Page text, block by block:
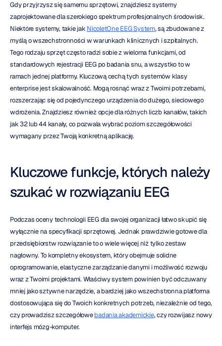
Gdy przyjrzysz się samemu sprzętowi, znajdziesz systemy
zaprojektowane dla szerokiego spektrum profesjonalnych środowisk.
Niektóre systemy, takie jak NicoletOne EEG System, są zbudowane z
myślą o wszechstronności w warunkach klinicznych i szpitalnych.
Tego rodzaju sprzęt często radzi sobie z wieloma funkcjami, od
standardowych rejestracji EEG po badania snu, a wszystko to w
ramach jednej platformy. Kluczową cechą tych systemów klasy
enterprise jest skalowalność. Mogą rosnąć wraz z Twoimi potrzebami,
rozszerzając się od pojedynczego urządzenia do dużego, sieciowego
wdrożenia. Znajdziesz również opcje dla różnych liczb kanałów, takich
jak 32 lub 44 kanały, co pozwala wybrać poziom szczegółowości
wymagany przez Twoją konkretną aplikację.
Kluczowe funkcje, których należy
szukać w rozwiązaniu EEG
Podczas oceny technologii EEG dla swojej organizacji łatwo skupić się
wyłącznie na specyfikacji sprzętowej. Jednak prawdziwie gotowe dla
przedsiębiorstw rozwiązanie to o wiele więcej niż tylko zestaw
nagłowny. To kompletny ekosystem, który obejmuje solidne
oprogramowanie, elastyczne zarządzanie danymi i możliwość rozwoju
wraz z Twoimi projektami. Właściwy system powinien być odczuwany
mniej jako sztywne narzędzie, a bardziej jako wszechstronna platforma
dostosowująca się do Twoich konkretnych potrzeb, niezależnie od tego,
czy prowadzisz szczegółowe badania akademickie, czy rozwijasz nowy
interfejs mózg-komputer.